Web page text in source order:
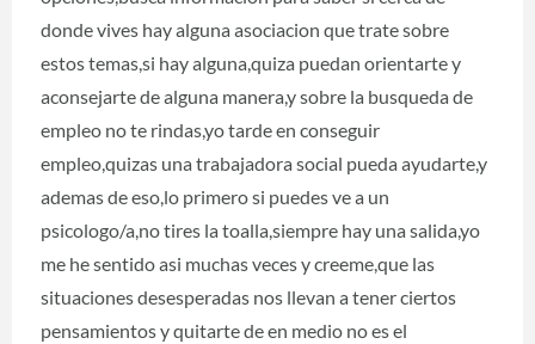
donde vives hay alguna asociacion que trate sobre
estos temas,si hay alguna,quiza puedan orientarte y
aconsejarte de alguna manera,y sobre la busqueda de
empleo no te rindas,yo tarde en conseguir
empleo,quizas una trabajadora social pueda ayudarte,y
ademas de eso,lo primero si puedes ve a un
psicologo/a,no tires la toalla,siempre hay una salida,yo
me he sentido asi muchas veces y creeme,que las
situaciones desesperadas nos llevan a tener ciertos
pensamientos y quitarte de en medio no es el